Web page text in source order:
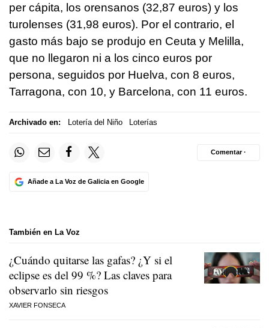
per cápita, los orensanos (32,87 euros) y los
turolenses (31,98 euros). Por el contrario, el
gasto más bajo se produjo en Ceuta y Melilla,
que no llegaron ni a los cinco euros por
persona, seguidos por Huelva, con 8 euros,
Tarragona, con 10, y Barcelona, con 11 euros.
Archivado en: Lotería del Niño Loterías
Añade a La Voz de Galicia en Google
Comentar ·
También en La Voz
¿Cuándo quitarse las gafas? ¿Y si el
eclipse es del 99 %? Las claves para
observarlo sin riesgos
XAVIER FONSECA